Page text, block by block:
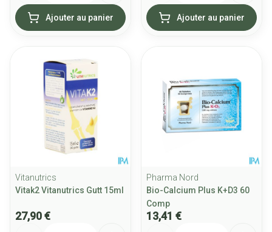
Ajouter au panier Ajouter au panier
Vitanutrics
Vitak2 Vitanutrics Gutt 15ml
27,90 €
Pharma Nord
Bio-Calcium Plus K+D3 60
Comp
13,41 €